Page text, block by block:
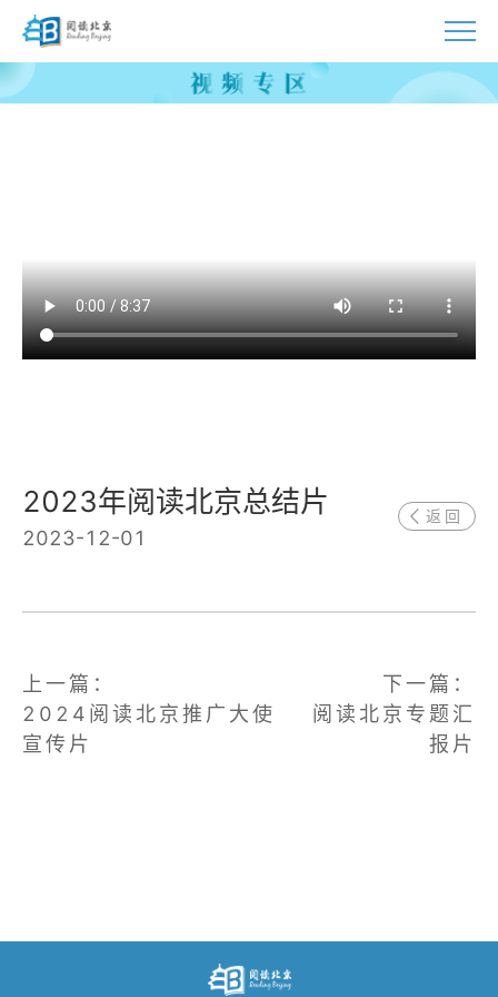
视频
资源
登录
2023年阅读北京总结片
2023-12-01
返回
上一篇：
2024阅读北京推广大使
宣传片
下一篇：
阅读北京专题汇
报片